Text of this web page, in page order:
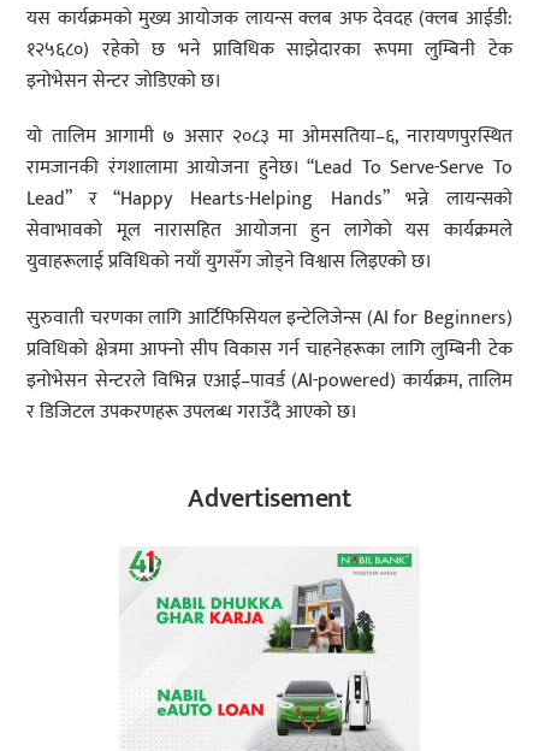
यस कार्यक्रमको मुख्य आयोजक लायन्स क्लब अफ देवदह (क्लब आईडी:
१२५६८०) रहेको छ भने प्राविधिक साझेदारका रूपमा लुम्बिनी टेक
इनोभेसन सेन्टर जोडिएको छ।
यो तालिम आगामी ७ असार २०८३ मा ओमसतिया–६, नारायणपुरस्थित
रामजानकी रंगशालामा आयोजना हुनेछ। “Lead To Serve-Serve To
Lead” र “Happy Hearts-Helping Hands” भन्ने लायन्सको
सेवाभावको मूल नारासहित आयोजना हुन लागेको यस कार्यक्रमले
युवाहरूलाई प्रविधिको नयाँ युगसँग जोड्ने विश्वास लिइएको छ।
सुरुवाती चरणका लागि आर्टिफिसियल इन्टेलिजेन्स (AI for Beginners)
प्रविधिको क्षेत्रमा आफ्नो सीप विकास गर्न चाहनेहरूका लागि लुम्बिनी टेक
इनोभेसन सेन्टरले विभिन्न एआई–पावर्ड (AI-powered) कार्यक्रम, तालिम
र डिजिटल उपकरणहरू उपलब्ध गराउँदै आएको छ।
Advertisement